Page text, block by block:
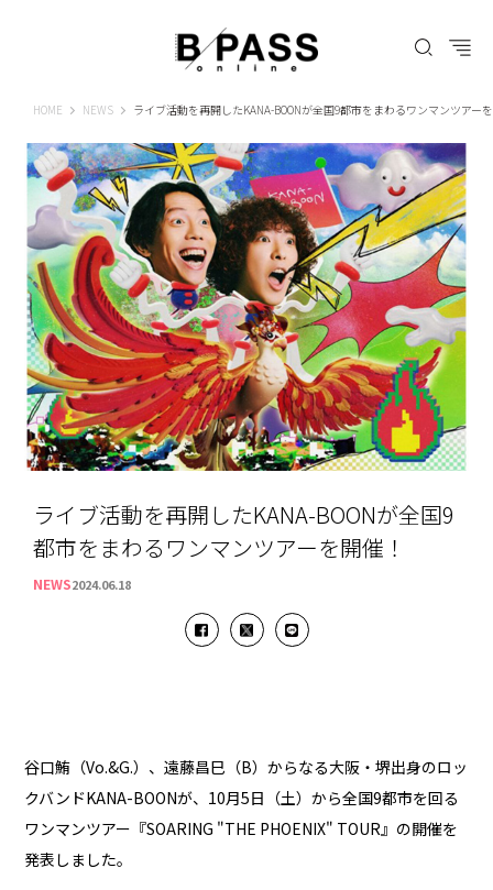
HOME B-PASS ONLINE
NEWS ライブ活動を再開したKANA-BOONが全国9都市をまわるワンマンツアー
ライブ活動を再開したKANA-BOONが全国9
都市をまわるワンマンツアーを開催！
NEWS2024.06.18
谷口鮪（Vo.&G.）、遠藤昌巳（B）からなる大阪・堺出身のロッ
クバンドKANA-BOONが、10月5日（土）から全国9都市を回る
ワンマンツアー『SOARING "THE PHOENIX" TOUR』の開催を
発表しました。